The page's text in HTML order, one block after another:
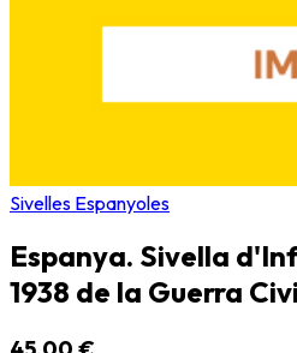
Sivelles Espanyoles
Espanya. Sivella
1938 de la Guerra